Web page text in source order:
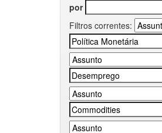
por
Filtros correntes: